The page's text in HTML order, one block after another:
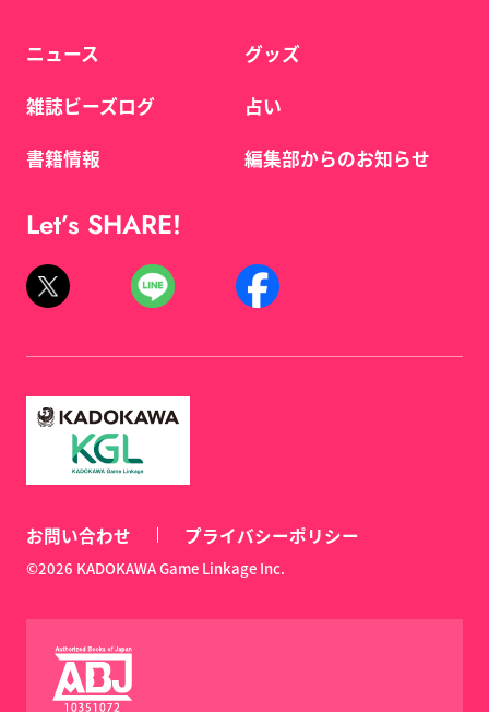
ニュース
雑誌ビーズログ
書籍情報
グッズ
占い
編集部からのお知らせ
Let’s SHARE!
お問い合わせ プライバシーポリシー
©2026 KADOKAWA Game Linkage Inc.